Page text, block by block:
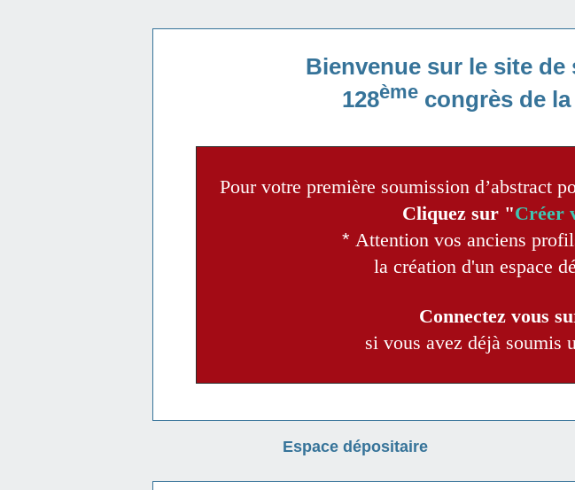
Bienvenue sur le site
128ème congrès de
Pour votre première soumission d’abstract
Cliquez sur "Créer
* Attention vos anciens
la création d'un espace
Connectez vous
si vous avez déjà soumis
Espace dépositaire